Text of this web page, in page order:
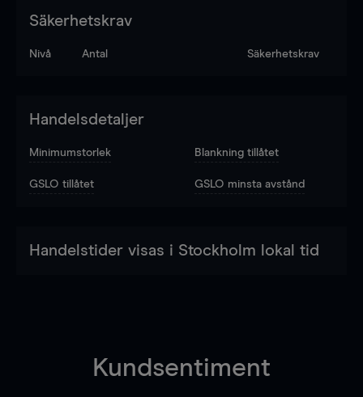
Säkerhetskrav
Nivå Antal Säkerhetskrav
Handelsdetaljer
Minimumstorlek Blankning tillåtet
GSLO tillåtet GSLO minsta avstånd
Handelstider visas i Stockholm lokal tid
Kundsentiment